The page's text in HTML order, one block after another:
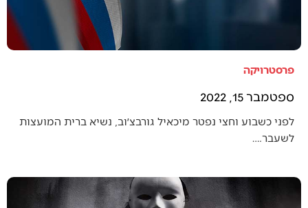
פרסטרויקה
ספטמבר 15, 2022
לפני כשבוע וחצי נפטר מיכאיל גורבצ׳וב, נשיא ברית המועצות
לשעבר.…